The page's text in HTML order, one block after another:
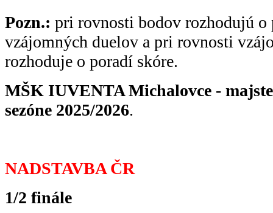
Pozn.: pri rovnosti bodov rozhodujú o
vzájomných duelov a pri rovnosti
rozhoduje o poradí skóre.
MŠK IUVENTA Michalovce -
sezóne 2025/2026.
NADSTAVBA ČR
1/2 finále